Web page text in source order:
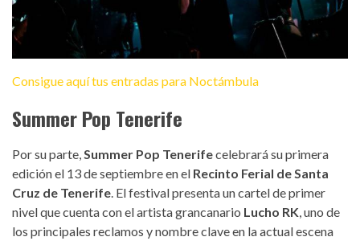
Consigue aquí tus entradas para Noctámbula
Summer Pop Tenerife
Por su parte,Summer Pop Tenerifecelebrará su primera
edición el 13 de septiembre en el Recinto Ferial de Santa
Cruz de Tenerife. El festival presenta un cartel de primer
nivel que cuenta con el artista grancanario Lucho RK, uno de
los principales reclamos y nombre clave en la actual escena